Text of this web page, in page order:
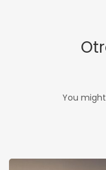
You